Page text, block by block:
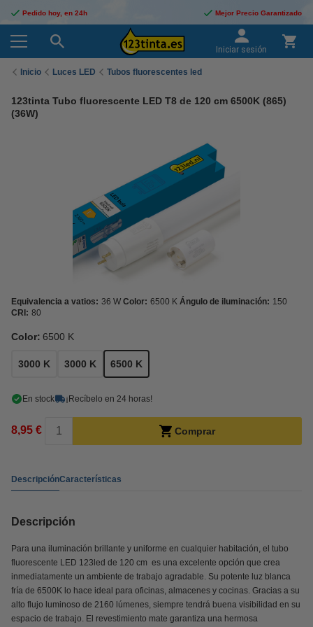
Pedido hoy, en 24h Mejor Precio Garantizado
Iniciar sesión
Inicio Luces LED Tubos fluorescentes led
123tinta Tubo fluorescente LED T8 de 120 cm 6500K (865)
(36W)
Equivalencia a vatios: 36 W Color: 6500 K Ángulo de iluminación: 150
CRI: 80
Color: 6500 K
3000 K 3000 K 6500 K
En stock ¡Recíbelo en 24 horas!
8,95 € Comprar
DescripciónCaracterísticas
Descripción
Para una iluminación brillante y uniforme en cualquier habitación, el tubo
fluorescente LED 123led de 120 cm es una excelente opción que crea
inmediatamente un ambiente de trabajo agradable. Su potente luz blanca
fría de 6500K lo hace ideal para oficinas, almacenes y cocinas. Gracias a su
alto flujo luminoso de 2160 lúmenes, siempre tendrá buena visibilidad en su
espacio de trabajo. El revestimiento mate garantiza una hermosa